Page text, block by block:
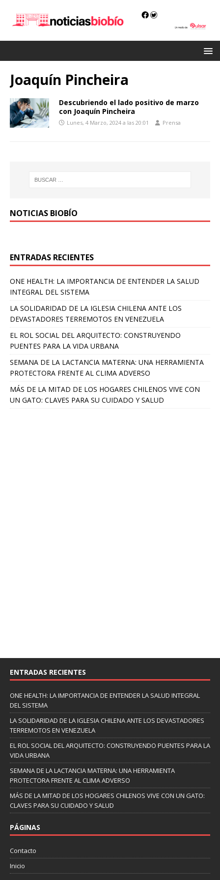
Joaquín Pincheira
Descubriendo el lado positivo de marzo
con Joaquín Pincheira
Lunes, 4 Marzo, 2024 a las 20:01 Prensa
NOTICIAS BIOBÍO
ENTRADAS RECIENTES
ONE HEALTH: LA IMPORTANCIA DE ENTENDER LA SALUD
INTEGRAL DEL SISTEMA
LA SOLIDARIDAD DE LA IGLESIA CHILENA ANTE LOS
DEVASTADORES TERREMOTOS EN VENEZUELA
EL ROL SOCIAL DEL ARQUITECTO: CONSTRUYENDO
PUENTES PARA LA VIDA URBANA
SEMANA DE LA LACTANCIA MATERNA: UNA HERRAMIENTA
PROTECTORA FRENTE AL CLIMA ADVERSO
MÁS DE LA MITAD DE LOS HOGARES CHILENOS VIVE CON
UN GATO: CLAVES PARA SU CUIDADO Y SALUD
ENTRADAS RECIENTES
ONE HEALTH: LA IMPORTANCIA DE ENTENDER LA SALUD INTEGRAL
DEL SISTEMA
LA SOLIDARIDAD DE LA IGLESIA CHILENA ANTE LOS DEVASTADORES
TERREMOTOS EN VENEZUELA
EL ROL SOCIAL DEL ARQUITECTO: CONSTRUYENDO PUENTES PARA LA
VIDA URBANA
SEMANA DE LA LACTANCIA MATERNA: UNA HERRAMIENTA
PROTECTORA FRENTE AL CLIMA ADVERSO
MÁS DE LA MITAD DE LOS HOGARES CHILENOS VIVE CON UN GATO:
CLAVES PARA SU CUIDADO Y SALUD
PÁGINAS
Contacto
Inicio